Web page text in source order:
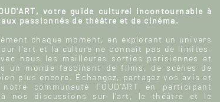
votre guide culturel incontournable à
passionnés de théâtre et de cinéma.
chaque moment, en explorant un univers
l'art et la culture ne connaît pas de limites.
nous les meilleures sorties parisiennes et
un monde fascinant de films, de scènes de
plus encore. Échangez, partagez vos avis et
communauté FOUD'ART en participant
à nos discussions sur l’art, le théâtre et le